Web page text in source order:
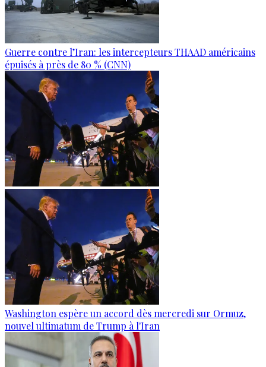
Guerre contre l’Iran: les intercepteurs THAAD américains
épuisés à près de 80 % (CNN)
Washington espère un accord dès mercredi sur Ormuz,
nouvel ultimatum de Trump à l'Iran